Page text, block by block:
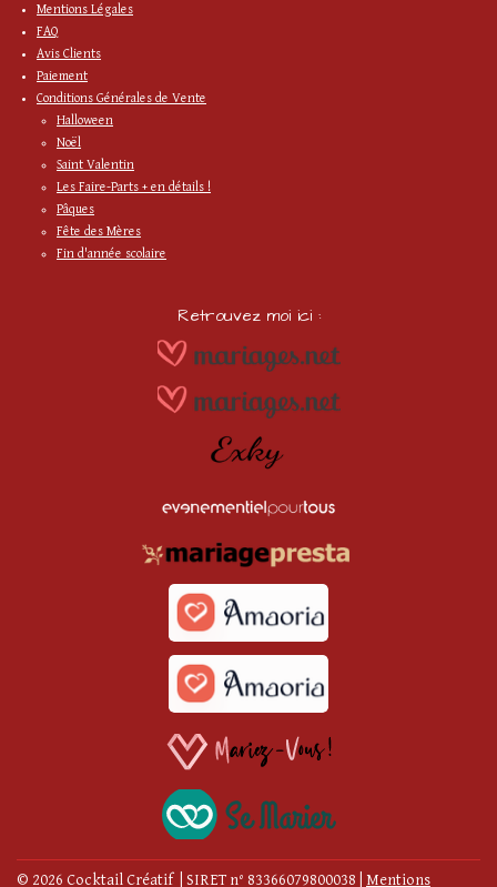
Mentions Légales
FAQ
Avis Clients
Paiement
Conditions Générales de Vente
Halloween
Noël
Saint Valentin
Les Faire-Parts + en détails !
Pâques
Fête des Mères
Fin d'année scolaire
Retrouvez moi ici :
© 2026 Cocktail Créatif | SIRET n° 83366079800038 Mentions